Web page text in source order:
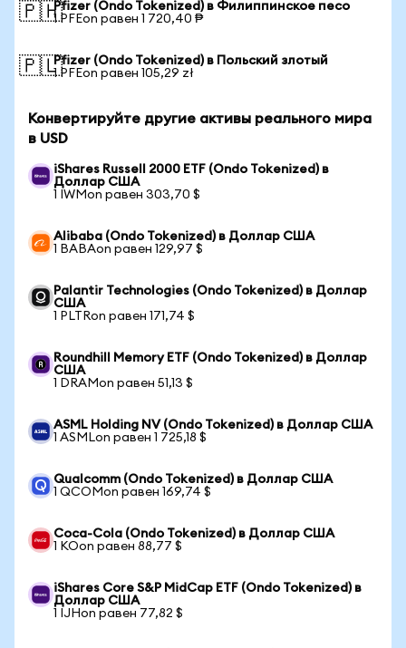
🇵🇭Pfizer (Ondo Tokenized) в Филиппинское песо
1 PFEon равен 1 720,40 ₱
🇵🇱Pfizer (Ondo Tokenized) в Польский злотый
1 PFEon равен 105,29 zł
Конвертируйте другие активы реального мира
в USD
iShares Russell 2000 ETF (Ondo Tokenized) в
Доллар США
1 IWMon равен 303,70 $
Alibaba (Ondo Tokenized) в Доллар США
1 BABAon равен 129,97 $
Palantir Technologies (Ondo Tokenized) в Доллар
США
1 PLTRon равен 171,74 $
Roundhill Memory ETF (Ondo Tokenized) в Доллар
США
1 DRAMon равен 51,13 $
ASML Holding NV (Ondo Tokenized) в Доллар США
1 ASMLon равен 1 725,18 $
Qualcomm (Ondo Tokenized) в Доллар США
1 QCOMon равен 169,74 $
Coca-Cola (Ondo Tokenized) в Доллар США
1 KOon равен 88,77 $
iShares Core S&P MidCap ETF (Ondo Tokenized) в
Доллар США
1 IJHon равен 77,82 $